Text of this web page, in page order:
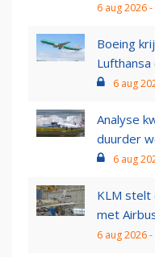
6 aug 2026 -
Boeing
6 aug
Analyse
duurder
6 aug
KLM stelt
met
6 aug 2026 -